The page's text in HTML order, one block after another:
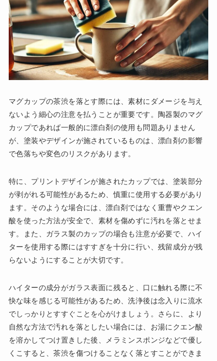
マグカップの茶渋を落とす際には、素材にダメージを与え
ないよう細心の注意を払うことが重要です。陶器製のマグ
カップであれば一般的に漂白剤の使用も問題ありません
が、塗装やデザインが施されているものは、漂白剤の影響
で色落ちや変色のリスクがあります。
特に、プリントデザインが施されたカップでは、塗装部分
が剥がれる可能性があるため、慎重に使用する必要があり
ます。そのような場合には、漂白剤ではなく重曹やクエン
酸を使った方法が安全で、素材を傷めずに汚れを落とせま
す。また、ガラス製のカップの場合も注意が必要で、ハイ
ターを使用する際にはすすぎを十分に行い、残留成分が残
らないようにすることが大切です。
ハイターの成分がガラス表面に残ると、口に触れる際に不
快な味を感じる可能性があるため、洗浄後は念入りに流水
でしっかりとすすぐことを心がけましょう。さらに、より
自然な方法で汚れを落としたい場合には、お湯にクエン酸
を溶かしてつけ置きした後、メラミンスポンジなどで優し
くこすると、茶渋を傷つけることなく落とすことができま